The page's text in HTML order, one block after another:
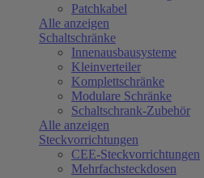
Patchkabel
Alle anzeigen
Schaltschränke
Innenausbausysteme
Kleinverteiler
Komplettschränke
Modulare Schränke
Schaltschrank-Zubehör
Alle anzeigen
Steckvorrichtungen
CEE-Steckvorrichtungen
Mehrfachsteckdosen